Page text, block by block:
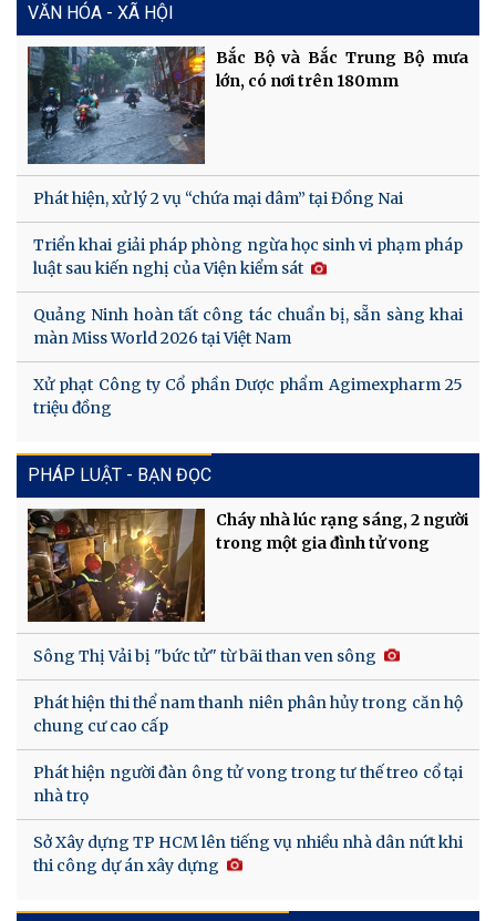
VĂN HÓA - XÃ HỘI
Bắc Bộ và Bắc Trung Bộ mưa
lớn, có nơi trên 180mm
Phát hiện, xử lý 2 vụ “chứa mại dâm” tại Đồng Nai
Triển khai giải pháp phòng ngừa học sinh vi phạm pháp
luật sau kiến nghị của Viện kiểm sát
Quảng Ninh hoàn tất công tác chuẩn bị, sẵn sàng khai
màn Miss World 2026 tại Việt Nam
Xử phạt Công ty Cổ phần Dược phẩm Agimexpharm 25
triệu đồng
PHÁP LUẬT - BẠN ĐỌC
Cháy nhà lúc rạng sáng, 2 người
trong một gia đình tử vong
Sông Thị Vải bị "bức tử" từ bãi than ven sông
Phát hiện thi thể nam thanh niên phân hủy trong căn hộ
chung cư cao cấp
Phát hiện người đàn ông tử vong trong tư thế treo cổ tại
nhà trọ
Sở Xây dựng TP HCM lên tiếng vụ nhiều nhà dân nứt khi
thi công dự án xây dựng